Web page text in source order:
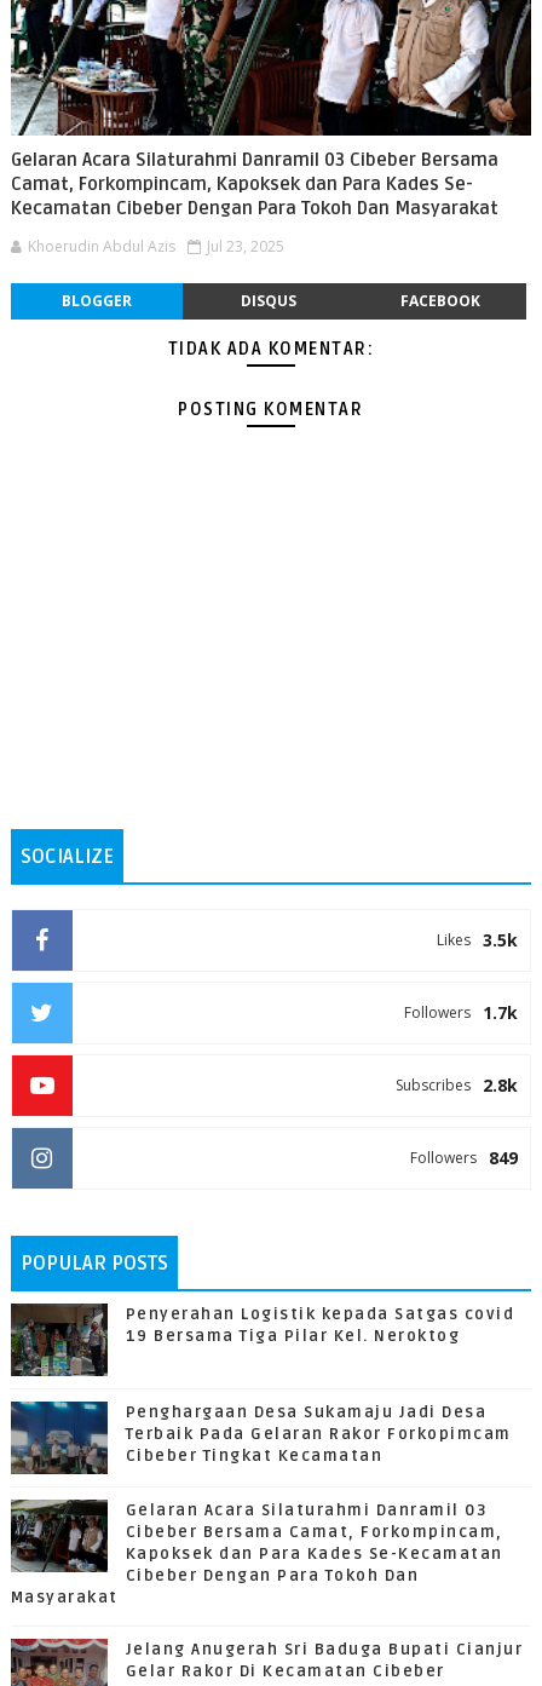
Gelaran Acara Silaturahmi Danramil 03 Cibeber Bersama
Camat, Forkompincam, Kapoksek dan Para Kades Se-
Kecamatan Cibeber Dengan Para Tokoh Dan Masyarakat
Khoerudin Abdul Azis Jul 23, 2025
BLOGGER DISQUS FACEBOOK
TIDAK ADA KOMENTAR:
POSTING KOMENTAR
SOCIALIZE
3.5k
Likes
1.7k
Followers
2.8k
Subscribes
849
Followers
POPULAR POSTS
Penyerahan Logistik kepada Satgas covid
19 Bersama Tiga Pilar Kel. Neroktog
Penghargaan Desa Sukamaju Jadi Desa
Terbaik Pada Gelaran Rakor Forkopimcam
Cibeber Tingkat Kecamatan
Gelaran Acara Silaturahmi Danramil 03
Cibeber Bersama Camat, Forkompincam,
Kapoksek dan Para Kades Se-Kecamatan
Cibeber Dengan Para Tokoh Dan
Masyarakat
Jelang Anugerah Sri Baduga Bupati Cianjur
Gelar Rakor Di Kecamatan Cibeber